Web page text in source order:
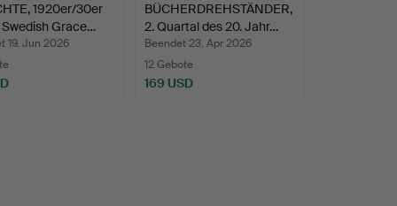
1920er/30er
Grace…
19. Jun 2026
BÜCHERDREHSTÄNDER,
2. Quartal des 20. Jahr…
Beendet 23. Apr 2026
12 Gebote
169 USD